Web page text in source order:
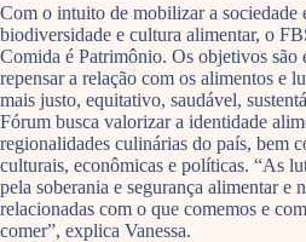
Com o intuito de mobilizar a sociedade
biodiversidade e cultura alimentar, o
Comida é Patrimônio. Os objetivos são
repensar a relação com os alimentos e
mais justo, equitativo, saudável,
Fórum busca valorizar a identidade
regionalidades culinárias do país, bem
culturais, econômicas e políticas. “As
pela soberania e segurança alimentar e
relacionadas com o que comemos e
comer”, explica Vanessa.